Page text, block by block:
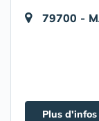
79700 -
Plus d'infos